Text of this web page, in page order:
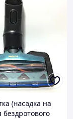
(насадка на
бездротового